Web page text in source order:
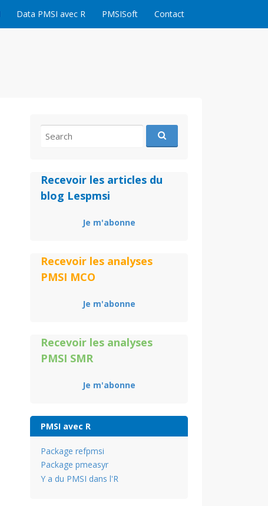
Data PMSI avec R PMSISoft Contact
for:
Recevoir les articles du
blog Lespmsi
Je m'abonne
Recevoir les analyses
PMSI MCO
Je m'abonne
Recevoir les analyses
PMSI SMR
Je m'abonne
PMSI avec R
Package refpmsi
Package pmeasyr
Y a du PMSI dans l'R